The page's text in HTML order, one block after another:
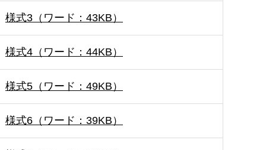
様式3（ワード：43KB）
様式4（ワード：44KB）
様式5（ワード：49KB）
様式6（ワード：39KB）